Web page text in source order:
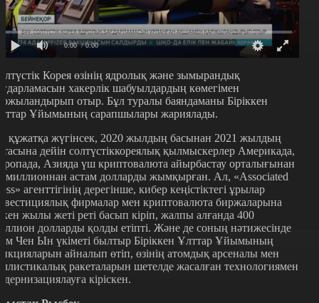
0:00 / 0:00
Корея өзінің ядролық және зымырандық
хакерлік шабуылдардың көмегімен
отыр. Бұл туралы баяндаманы Біріккен
Ұйымының сарапшылары жариялады.
құжатқа жүгінсек, 2020 жылдың басынан 2021 жылдың
дейін солтүстіккореялық қылмыскерлер Америкада,
Азияда үш криптовалюта айырбастау орталығынан
миллионнан астам долларды жымқырған. Ал, «Associated
агенттігінің дерегінше, кибер кеңістіктегі ұрылар
фирмалар мен криптовалюта биржаларына
жылы жеті реті басып кіріп, жалпы алғанда 400
долларды қолды етіпті. Және де соның нәтижесінде
Чен Ын үкіметі былтыр Біріккен Ұлттар Ұйымының
айналып өтіп, өзінің атомдық арсеналы мен
ракеталарын шетелде жасалған технологиямен
кіріскен.